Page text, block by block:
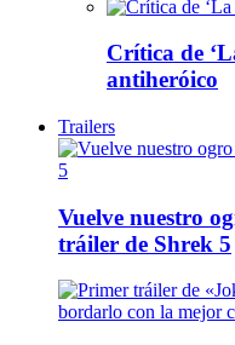
Crítica de
antiheróico
Trailers
Vuelve nuestro
tráiler de Shrek 5